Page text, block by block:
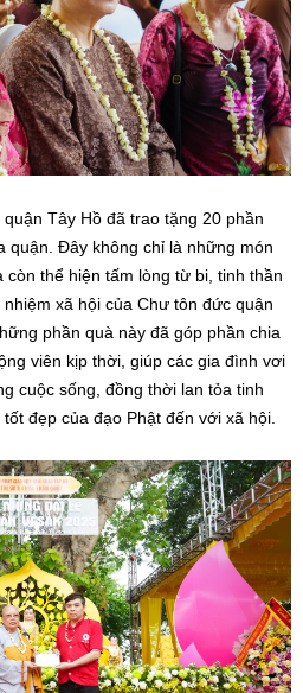
Tây Hồ đã trao tặng 20 phần
quận. Đây không chỉ là những món
thể hiện tấm lòng từ bi, tinh thần
xã hội của Chư tôn đức quận
phần quà này đã góp phần chia
viên kịp thời, giúp các gia đình vơi
cuộc sống, đồng thời lan tỏa tinh
đẹp của đạo Phật đến với xã hội.